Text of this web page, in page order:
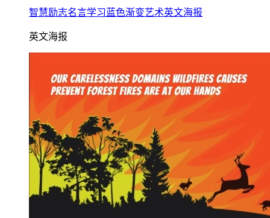
智慧励志名言学习蓝色渐变艺术英文海报
英文海报